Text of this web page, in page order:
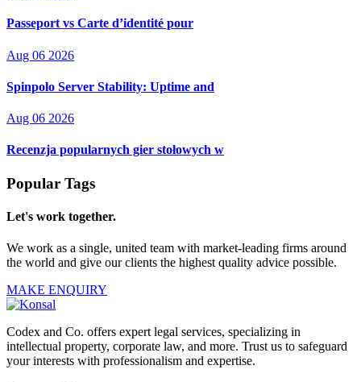
Passeport vs Carte d’identité pour
Aug 06 2026
Spinpolo Server Stability: Uptime and
Aug 06 2026
Recenzja popularnych gier stołowych w
Popular Tags
Let's work together.
We work as a single, united team with market-leading firms around
the world and give our clients the highest quality advice possible.
MAKE ENQUIRY
Codex and Co. offers expert legal services, specializing in
intellectual property, corporate law, and more. Trust us to safeguard
your interests with professionalism and expertise.